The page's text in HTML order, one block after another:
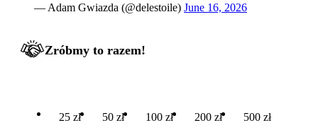
— Adam Gwiazda (@delestoile) June 16, 2026
Zróbmy to razem!
25 zł 50 zł 100 zł 200 zł 500 zł